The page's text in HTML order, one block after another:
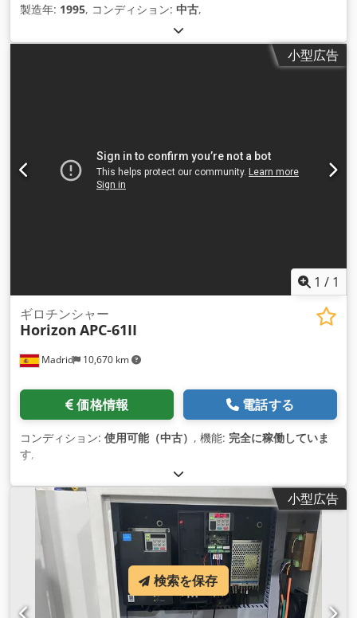
製造年: 1995, コンディション: 中古,
小型広告
1 / 1
Madrid 10,670 km
ギロチンシャー
Horizon APC-61II
価格情報 電話する
コンディション: 使用可能（中古） , 機能: 完全に稼働していま
す,
小型広告
検索を保存